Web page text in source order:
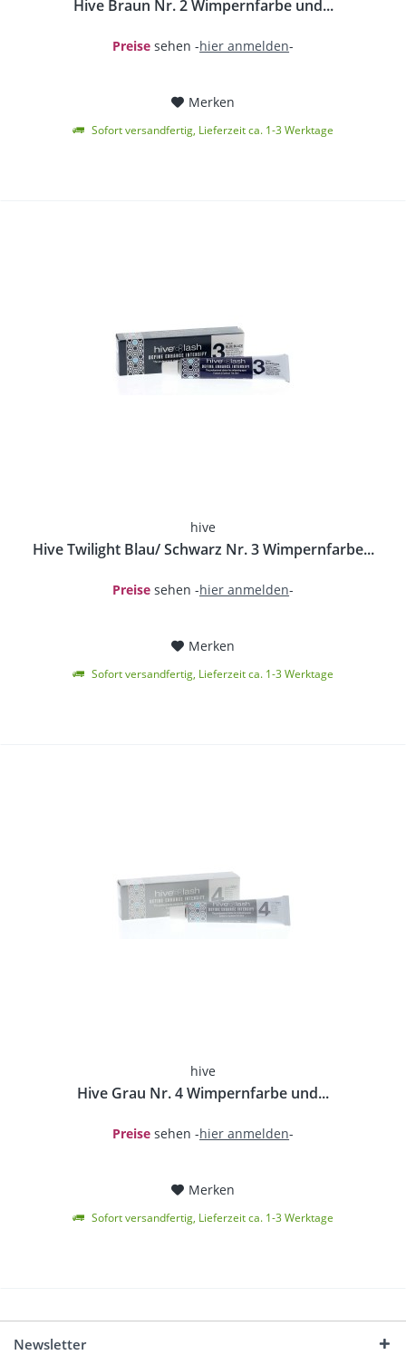
Hive Braun Nr. 2 Wimpernfarbe und...
Preise sehen -hier anmelden-
Merken
Sofort versandfertig, Lieferzeit ca. 1-3 Werktage
hive
Hive Twilight Blau/ Schwarz Nr. 3 Wimpernfarbe...
Preise sehen -hier anmelden-
Merken
Sofort versandfertig, Lieferzeit ca. 1-3 Werktage
hive
Hive Grau Nr. 4 Wimpernfarbe und...
Preise sehen -hier anmelden-
Merken
Sofort versandfertig, Lieferzeit ca. 1-3 Werktage
Newsletter